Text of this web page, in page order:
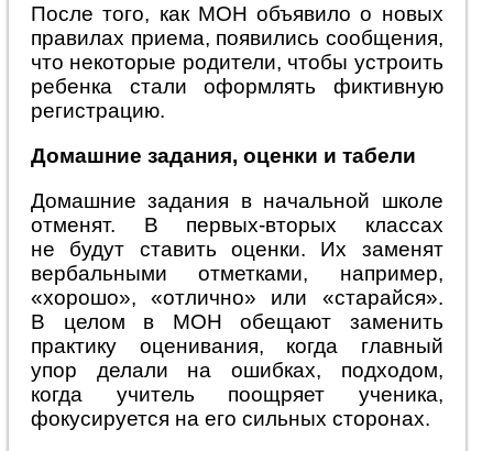
После того, как МОН объявило о новых
правилах приема, появились сообщения,
что некоторые родители, чтобы устроить
ребенка стали оформлять фиктивную
регистрацию.
Домашние задания, оценки и табели
Домашние задания в начальной школе
отменят. В первых-вторых классах
не будут ставить оценки. Их заменят
вербальными отметками, например,
«хорошо», «отлично» или «старайся».
В целом в МОН обещают заменить
практику оценивания, когда главный
упор делали на ошибках, подходом,
когда учитель поощряет ученика,
фокусируется на его сильных сторонах.